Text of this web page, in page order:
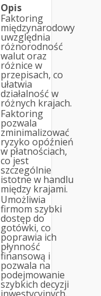
Opis
Faktoring
międzynarodowy
uwzględnia
różnorodność
walut oraz
różnice w
przepisach, co
ułatwia
działalność w
różnych krajach.
Faktoring
pozwala
zminimalizować
ryzyko opóźnień
w płatnościach,
co jest
szczególnie
istotne w handlu
między krajami.
Umożliwia
firmom szybki
dostęp do
gotówki, co
poprawia ich
płynność
finansową i
pozwala na
podejmowanie
szybkich decyzji